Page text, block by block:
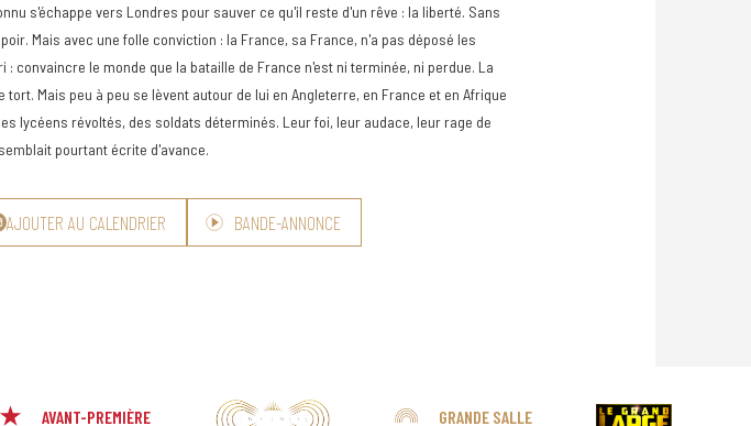
s'échappe vers Londres pour sauver ce qu'il reste d'un rêve : la liberté. Sans
Mais avec une folle conviction : la France, sa France, n'a pas déposé les
: convaincre le monde que la bataille de France n'est ni terminée, ni perdue. La
tort. Mais peu à peu se lèvent autour de lui en Angleterre, en France et en Afrique
lycéens révoltés, des soldats déterminés. Leur foi, leur audace, leur rage de
pourtant écrite d'avance.
AJOUTER AU CALENDRIER BANDE-ANNONCE
AVANT-PREMIÈRE GRANDE SALLE